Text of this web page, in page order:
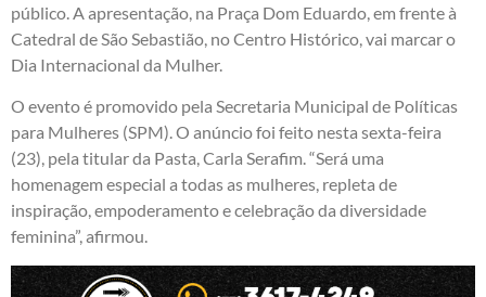
público. A apresentação, na Praça Dom Eduardo, em frente à
Catedral de São Sebastião, no Centro Histórico, vai marcar o
Dia Internacional da Mulher.
O evento é promovido pela Secretaria Municipal de Políticas
para Mulheres (SPM). O anúncio foi feito nesta sexta-feira
(23), pela titular da Pasta, Carla Serafim. “Será uma
homenagem especial a todas as mulheres, repleta de
inspiração, empoderamento e celebração da diversidade
feminina”, afirmou.